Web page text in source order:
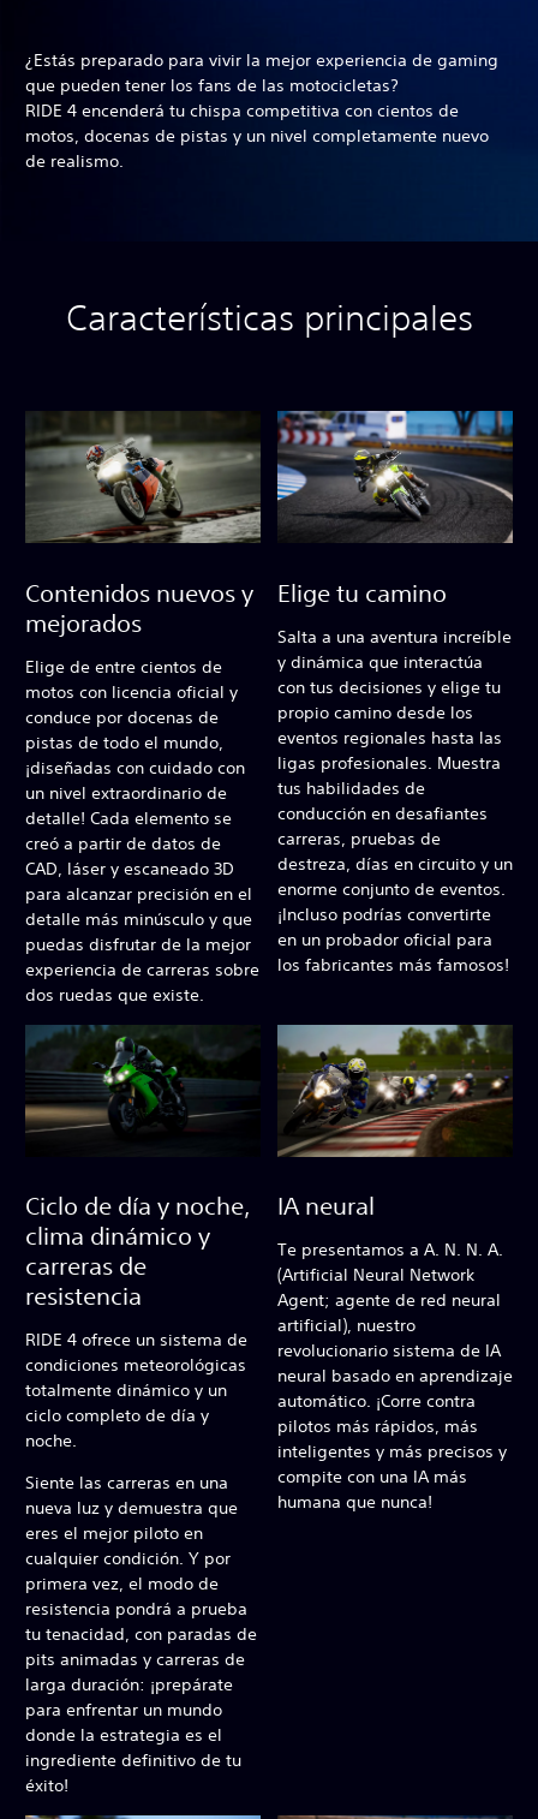
¿Estás preparado para vivir la mejor experiencia de gaming
que pueden tener los fans de las motocicletas?
RIDE 4 encenderá tu chispa competitiva con cientos de
motos, docenas de pistas y un nivel completamente nuevo
de realismo.
Características principales
Contenidos nuevos y
mejorados
Elige de entre cientos de
motos con licencia oficial y
conduce por docenas de
pistas de todo el mundo,
¡diseñadas con cuidado con
un nivel extraordinario de
detalle! Cada elemento se
creó a partir de datos de
CAD, láser y escaneado 3D
para alcanzar precisión en el
detalle más minúsculo y que
puedas disfrutar de la mejor
experiencia de carreras sobre
dos ruedas que existe.
Elige tu camino
Salta a una aventura increíble
y dinámica que interactúa
con tus decisiones y elige tu
propio camino desde los
eventos regionales hasta las
ligas profesionales. Muestra
tus habilidades de
conducción en desafiantes
carreras, pruebas de
destreza, días en circuito y un
enorme conjunto de eventos.
¡Incluso podrías convertirte
en un probador oficial para
los fabricantes más famosos!
Ciclo de día y noche,
clima dinámico y
carreras de
resistencia
RIDE 4 ofrece un sistema de
condiciones meteorológicas
totalmente dinámico y un
ciclo completo de día y
noche.
Siente las carreras en una
nueva luz y demuestra que
eres el mejor piloto en
cualquier condición. Y por
primera vez, el modo de
resistencia pondrá a prueba
tu tenacidad, con paradas de
pits animadas y carreras de
larga duración: ¡prepárate
para enfrentar un mundo
donde la estrategia es el
ingrediente definitivo de tu
éxito!
IA neural
Te presentamos a A. N. N. A.
(Artificial Neural Network
Agent; agente de red neural
artificial), nuestro
revolucionario sistema de IA
neural basado en aprendizaje
automático. ¡Corre contra
pilotos más rápidos, más
inteligentes y más precisos y
compite con una IA más
humana que nunca!